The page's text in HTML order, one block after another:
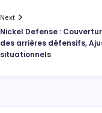
Next
Nickel Defense :
des arrières défensifs,
situationnels